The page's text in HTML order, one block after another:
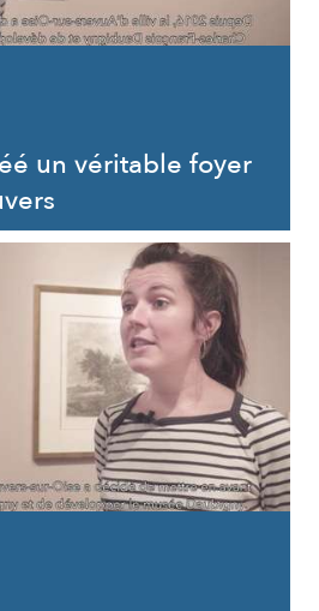
un véritable foyer